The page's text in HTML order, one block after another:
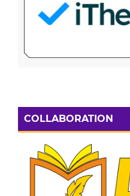
COLLABORATION